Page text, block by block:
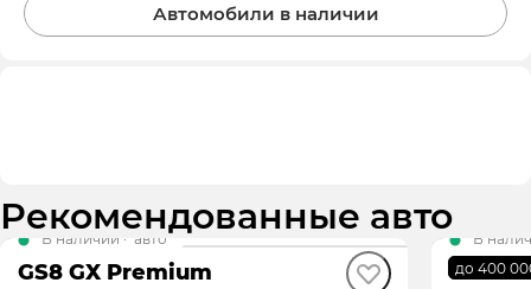
Автомобили в наличии
Рекомендованные авто
В наличии · авто
GS8 GX Premium до 400
В
GS8 GT